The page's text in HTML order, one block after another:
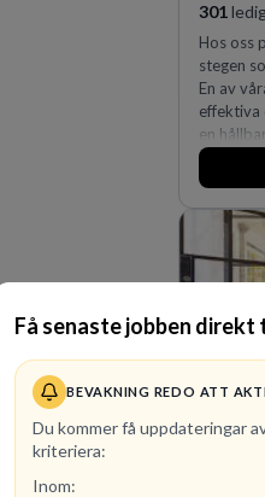
Få senaste jobben direkt
BEVAKNING REDO ATT
Du kommer få uppdateringar
kriteriera:
Inom:
301
Hos oss
stegen
En av
effektiva
en
fler